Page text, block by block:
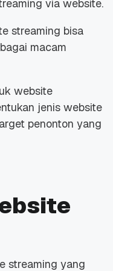
via website.
streaming bisa
macam
website
jenis website
penonton yang
streaming yang